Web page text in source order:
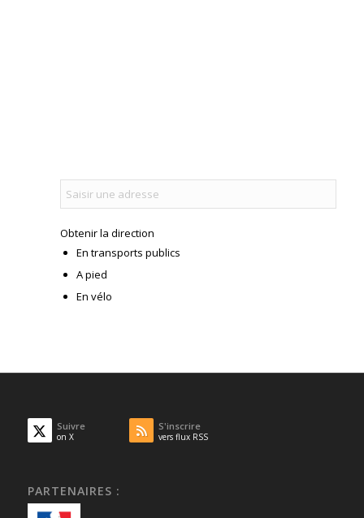
Obtenir la direction
En transports publics
A pied
En vélo
Suivre
on X
S'inscrire
vers flux RSS
PARTENAIRES :